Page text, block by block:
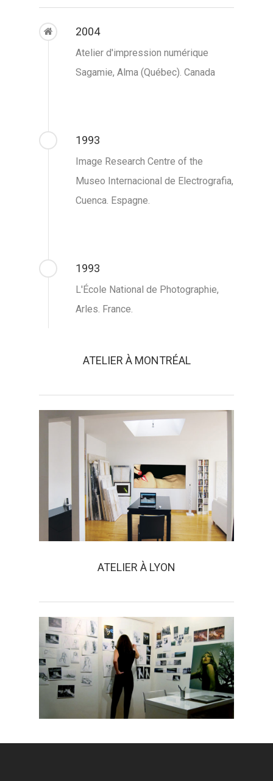
2004
Atelier d'impression numérique
Sagamie, Alma (Québec). Canada
1993
Image Research Centre of the
Museo Internacional de Electrografia,
Cuenca. Espagne.
1993
L'École National de Photographie,
Arles. France.
ATELIER À MONTRÉAL
ATELIER À LYON